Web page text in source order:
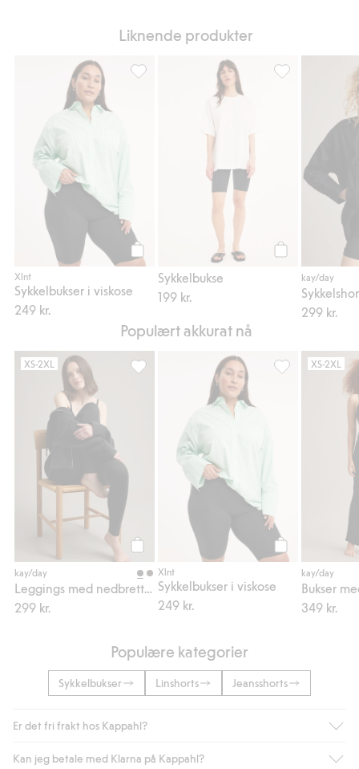
Liknende produkter
Legg til
Xlnt
Sykkelbukser i viskose
249 kr.
Sykkelbukser i viskose, Legg til i favoriter
Legg til
Sykkelbukse
199 kr.
Sykkelbukse,
kay/day
299 kr.
Populært akkurat nå
XS-2XL
Legg til
kay/day
299 kr.
Leggings med nedbrettbar midje, Legg
Legg til
Xlnt
Sykkelbukser i viskose
249 kr.
XS-2XL
kay/day
349 kr.
Populære kategorier
Sykkelbukser Linshorts Jeansshorts
Er det fri frakt hos Kappahl?
Kan jeg betale med Klarna på Kappahl?